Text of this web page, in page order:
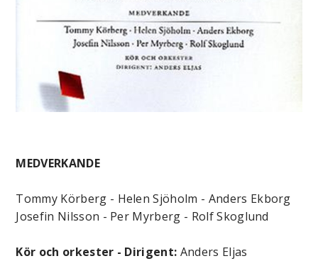
MEDVERKANDE
Tommy Körberg - Helen Sjöholm - Anders Ekborg
Josefin Nilsson - Per Myrberg - Rolf Skoglund
Kör och orkester - Dirigent: Anders Eljas